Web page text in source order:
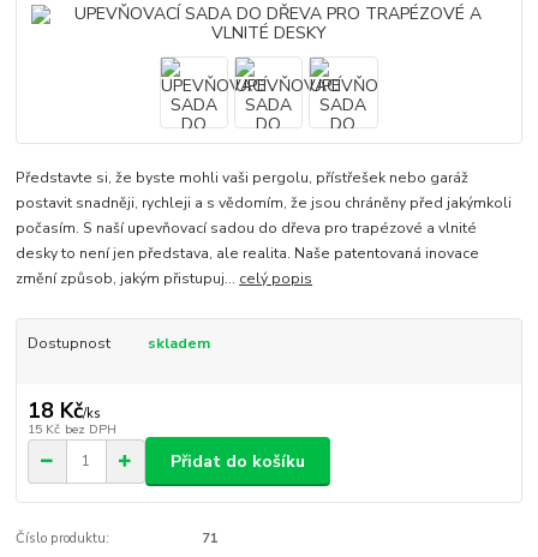
Představte si, že byste mohli vaši pergolu, přístřešek nebo garáž
postavit snadněji, rychleji a s vědomím, že jsou chráněny před jakýmkoli
počasím. S naší upevňovací sadou do dřeva pro trapézové a vlnité
desky to není jen představa, ale realita. Naše patentovaná inovace
změní způsob, jakým přistupuj... celý popis
Dostupnost skladem
18 Kč/ks
15 Kč bez DPH
Přidat do košíku
Číslo produktu: 71